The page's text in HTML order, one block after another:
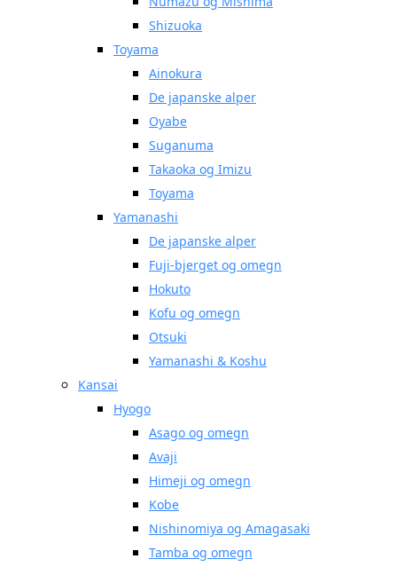
Shizuoka
Toyama
Ainokura
De japanske alper
Oyabe
Suganuma
Takaoka og Imizu
Toyama
Yamanashi
De japanske alper
Fuji-bjerget og omegn
Hokuto
Kofu og omegn
Otsuki
Yamanashi & Koshu
Kansai
Hyogo
Asago og omegn
Avaji
Himeji og omegn
Kobe
Nishinomiya og Amagasaki
Tamba og omegn